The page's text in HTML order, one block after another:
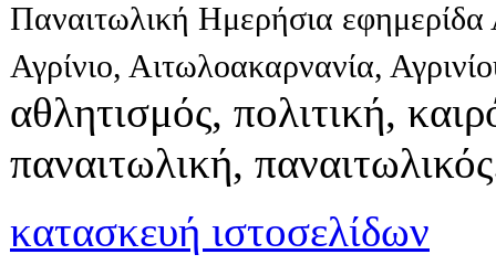
Παναιτωλική Ημερήσια εφημερίδα
Αγρίνιο, Αιτωλοακαρνανία,
αθλητισμός, πολιτική,
παναιτωλική,
κατασκευή ιστοσελίδων